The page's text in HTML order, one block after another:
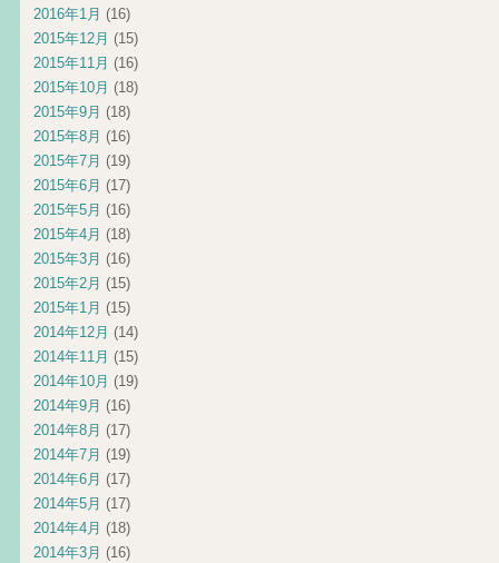
2016年1月 (16)
2015年12月 (15)
2015年11月 (16)
2015年10月 (18)
2015年9月 (18)
2015年8月 (16)
2015年7月 (19)
2015年6月 (17)
2015年5月 (16)
2015年4月 (18)
2015年3月 (16)
2015年2月 (15)
2015年1月 (15)
2014年12月 (14)
2014年11月 (15)
2014年10月 (19)
2014年9月 (16)
2014年8月 (17)
2014年7月 (19)
2014年6月 (17)
2014年5月 (17)
2014年4月 (18)
2014年3月 (16)